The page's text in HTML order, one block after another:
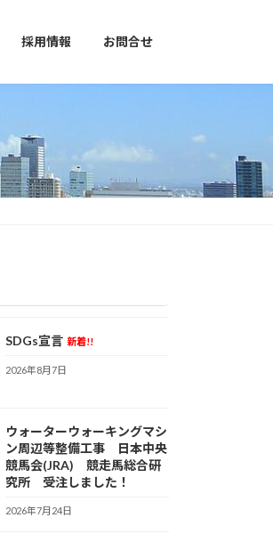
採用情報 お問合せ
SDGs宣言 新着!!
2026年8月7日
ウォーターウォーキングマシ
ン周辺等整備工事 日本中央
競馬会(JRA) 競走馬総合研
究所 受注しました！
2026年7月24日